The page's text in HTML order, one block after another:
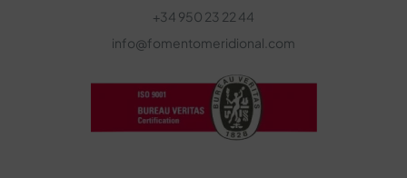
+34 950 23 22 44
info@fomentomeridional.com